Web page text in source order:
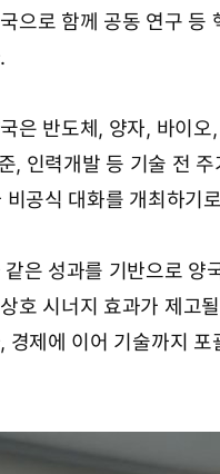
으로 함께 공동 연구 등
은 반도체, 양자, 바이
, 인력개발 등 기술 전
공식 대화를 개최하기
같은 성과를 기반으로 양
호 시너지 효과가 제고
경제에 이어 기술까지